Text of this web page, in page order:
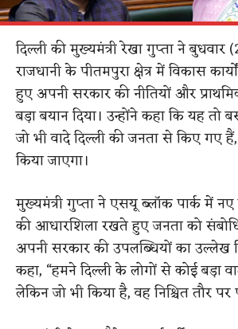
दिल्ली की मुख्यमंत्री रेखा गुप्ता ने बुधवार
राजधानी के पीतमपुरा क्षेत्र में विकास
हुए अपनी सरकार की नीतियों और
बड़ा बयान दिया। उन्होंने कहा कि यह
जो भी वादे दिल्ली की जनता से किए गए
किया जाएगा।
मुख्यमंत्री गुप्ता ने एसयू ब्लॉक पार्क में
की आधारशिला रखते हुए जनता को
अपनी सरकार की उपलब्धियों का उल्लेख
कहा, “हमने दिल्ली के लोगों से कोई बड़ा
लेकिन जो भी किया है, वह निश्चित तौर पर